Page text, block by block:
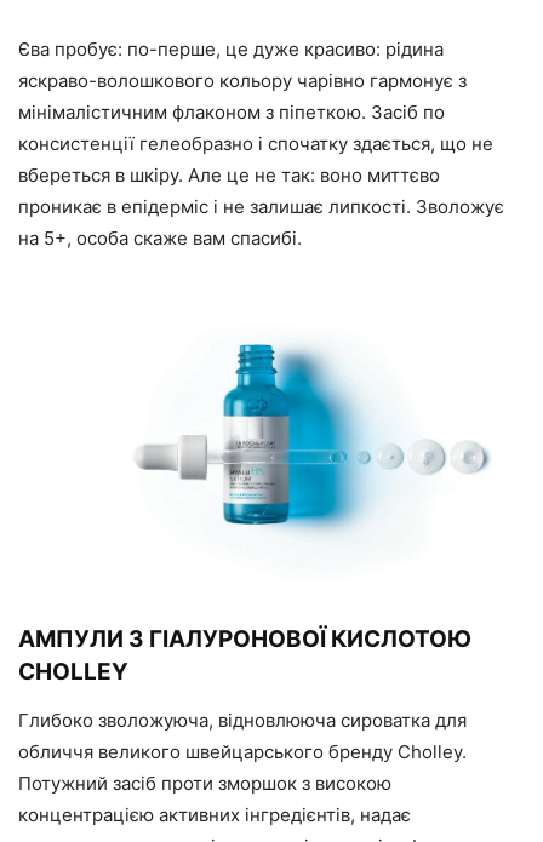
Єва пробує: по-перше, це дуже красиво: рідина
яскраво-волошкового кольору чарівно гармонує з
мінімалістичним флаконом з піпеткою. Засіб по
консистенції гелеобразно і спочатку здається, що не
вбереться в шкіру. Але це не так: воно миттєво
проникає в епідерміс і не залишає липкості. Зволожує
на 5+, особа скаже вам спасибі.
АМПУЛИ З ГІАЛУРОНОВОЇ КИСЛОТОЮ
CHOLLEY
Глибоко зволожуюча, відновлююча сироватка для
обличчя великого швейцарського бренду Сholley.
Потужний засіб проти зморшок з високою
концентрацією активних інгредієнтів, надає